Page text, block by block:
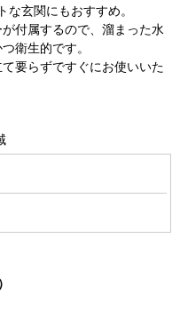
玄関にもおすすめ。
付属するので、溜まった水
衛生的です。
要らずですぐにお使いいた